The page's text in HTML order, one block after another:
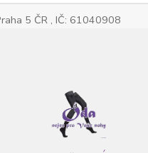
5 ČR , IČ: 61040908